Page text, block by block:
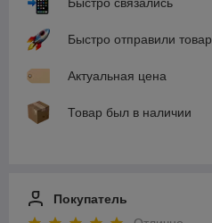
Быстро отправили товар
Актуальная цена
Товар был в наличии
Покупатель